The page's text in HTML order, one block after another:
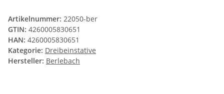
Artikelnummer: 22050-ber
GTIN: 4260005830651
HAN: 4260005830651
Kategorie: Dreibeinstative
Hersteller: Berlebach